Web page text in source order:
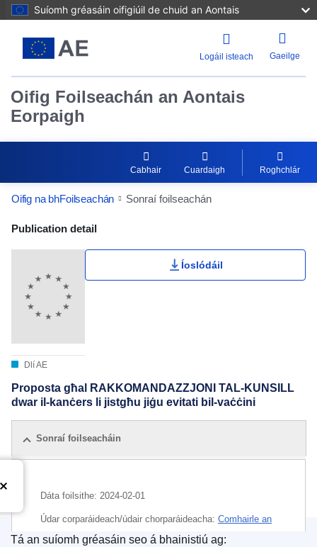
Suíomh gréasáin oifigiúil de chuid an Aontais
Logáil isteach Gaeilge
Oifig Foilseachán an Aontais
Eorpaigh
Cabhair Cuardaigh Roghchlár
Oifig na bhFoilseachán Sonraí foilseachán
Publication Detail Actions Portlet
Publication detail
Dlí AE
Íoslódáil
Proposta għal RAKKOMANDAZZJONI TAL-KUNSILL
dwar il-kanċers li jistgħu jiġu evitati bil-vaċċini
Sonraí foilseacháin
Dáta foilsithe: 2024-02-01
Údar corparáideach/údair chorparáideacha: Comhairle an
Aontais Eorpaigh
Tá an suíomh gréasáin seo á bhainistiú ag: